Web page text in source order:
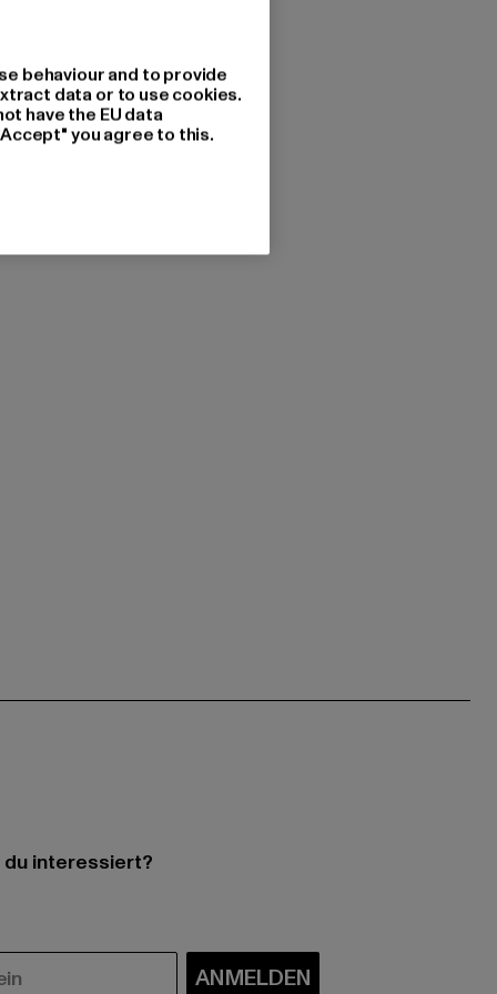
interessiert?
ANMELDEN
behaviour and to provide
data or to use cookies.
have the EU data
you agree to this.